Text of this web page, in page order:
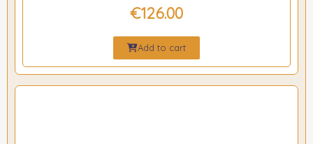
€126.00
Add to cart